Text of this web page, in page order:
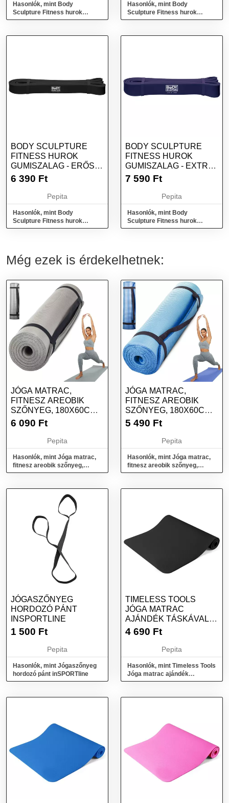
Hasonlók, mint Body
Sculpture Fitness hurok
Gumiszalag - gyenge - piros
Hasonlók, mint Body
Sculpture Fitness hurok
Gumiszalag - közepes
BODY SCULPTURE
FITNESS HUROK
GUMISZALAG - ERŐS -
FEKETE
6 390 Ft
Pepita
Hasonlók, mint Body
Sculpture Fitness hurok
Gumiszalag - erős - fekete
BODY SCULPTURE
FITNESS HUROK
GUMISZALAG - EXTRA
ERŐS - LILA
7 590 Ft
Pepita
Hasonlók, mint Body
Sculpture Fitness hurok
Gumiszalag - extra erős - lila
Még ezek is érdekelhetnek:
JÓGA MATRAC,
FITNESZ AREOBIK
SZŐNYEG, 180X60CM,
SZÜRKE
6 090 Ft
Pepita
Hasonlók, mint Jóga matrac,
fitnesz areobik szőnyeg,
180x60cm, szürke
JÓGA MATRAC,
FITNESZ AREOBIK
SZŐNYEG, 180X60CM,
KÉK
5 490 Ft
Pepita
Hasonlók, mint Jóga matrac,
fitnesz areobik szőnyeg,
180x60cm, kék
JÓGASZŐNYEG
HORDOZÓ PÁNT
INSPORTLINE
1 500 Ft
Pepita
Hasonlók, mint Jógaszőnyeg
hordozó pánt inSPORTline
TIMELESS TOOLS
JÓGA MATRAC
AJÁNDÉK TÁSKÁVAL,
181 X 61 CM, FEKETE
4 690 Ft
Pepita
Hasonlók, mint Timeless Tools
Jóga matrac ajándék
táskával, 181 x 61 cm, Fekete